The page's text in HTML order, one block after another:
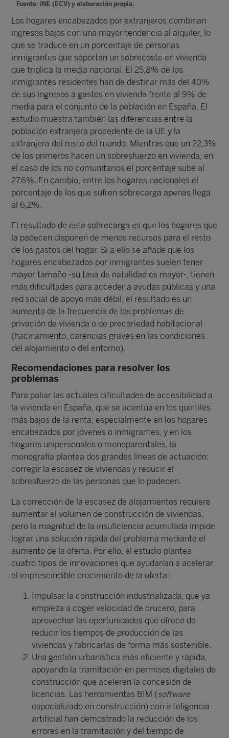
Fuente: INE (ECV) y elaboración propia.
Los hogares encabezados por extranjeros combinan
ingresos bajos con una mayor tendencia al alquiler, lo
que se traduce en un porcentaje de personas
inmigrantes que soportan un sobrecoste en vivienda
que triplica la media nacional. El 25,8% de los
inmigrantes residentes han de destinar más del 40%
de sus ingresos a gastos en vivienda frente al 9% de
media para el conjunto de la población en España. El
estudio muestra también las diferencias entre la
población extranjera procedente de la UE y la
extranjera del resto del mundo. Mientras que un 22,3%
de los primeros hacen un sobresfuerzo en vivienda, en
el caso de los no comunitarios el porcentaje sube al
27,6%. En cambio, entre los hogares nacionales el
porcentaje de los que sufren sobrecarga apenas llega
al 6,2%.
El resultado de esta sobrecarga es que los hogares que
la padecen disponen de menos recursos para el resto
de los gastos del hogar. Si a ello se añade que los
hogares encabezados por inmigrantes suelen tener
mayor tamaño -su tasa de natalidad es mayor-, tienen
más dificultades para acceder a ayudas públicas y una
red social de apoyo más débil, el resultado es un
aumento de la frecuencia de los problemas de
privación de vivienda o de precariedad habitacional
(hacinamiento, carencias graves en las condiciones
del alojamiento o del entorno).
Recomendaciones para resolver los
problemas
Para paliar las actuales dificultades de accesibilidad a
la vivienda en España, que se acentúa en los quintiles
más bajos de la renta, especialmente en los hogares
encabezados por jóvenes o inmigrantes, y en los
hogares unipersonales o monoparentales, la
monografía plantea dos grandes líneas de actuación:
corregir la escasez de viviendas y reducir el
sobresfuerzo de las personas que lo padecen.
La corrección de la escasez de alojamientos requiere
aumentar el volumen de construcción de viviendas,
pero la magnitud de la insuficiencia acumulada impide
lograr una solución rápida del problema mediante el
aumento de la oferta. Por ello, el estudio plantea
cuatro tipos de innovaciones que ayudarían a acelerar
el imprescindible crecimiento de la oferta:
Impulsar la construcción industrializada, que ya
empieza a coger velocidad de crucero, para
aprovechar las oportunidades que ofrece de
reducir los tiempos de producción de las
viviendas y fabricarlas de forma más sostenible.
Una gestión urbanística más eficiente y rápida,
apoyando la tramitación en permisos digitales de
construcción que aceleren la concesión de
licencias. Las herramientas BIM (software
especializado en construcción) con inteligencia
artificial han demostrado la reducción de los
errores en la tramitación y del tiempo de